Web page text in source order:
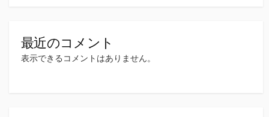
最近のコメント
表示できるコメントはありません。